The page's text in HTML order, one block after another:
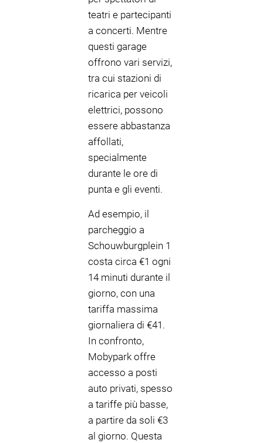
teatri e partecipanti
a concerti. Mentre
questi garage
offrono vari servizi,
tra cui stazioni di
ricarica per veicoli
elettrici, possono
essere abbastanza
affollati,
specialmente
durante le ore di
punta e gli eventi.
Ad esempio, il
parcheggio a
Schouwburgplein 1
costa circa €1 ogni
14 minuti durante il
giorno, con una
tariffa massima
giornaliera di €41.
In confronto,
Mobypark offre
accesso a posti
auto privati, spesso
a tariffe più basse,
a partire da soli €3
al giorno. Questa